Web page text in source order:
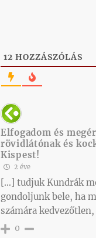
12 HOZZÁSZÓLÁS
Elfogadom és
rövidlátónak és
Kispest!
2 éve
[…] tudjuk Kundrák
gondoljunk bele, ha
számára kedvezőtlen,
0